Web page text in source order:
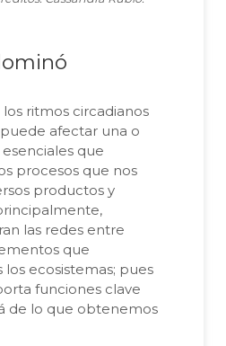
ritmos circadianos
afectar una o
que
procesos que nos
productos y
las redes entre
que
los ecosistemas; pues
funciones clave
de lo que obtenemos